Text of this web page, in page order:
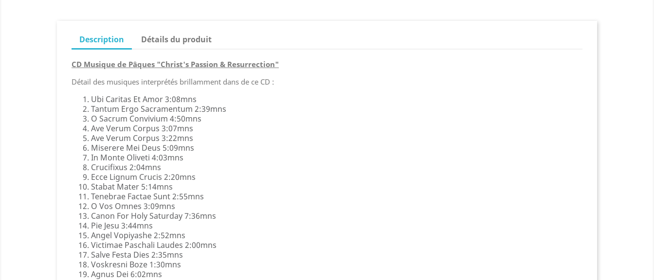
Description Détails du produit
CD Musique de Pâques "Christ's Passion & Resurrection"
Détail des musiques interprétés brillamment dans de ce CD :
Ubi Caritas Et Amor 3:08mns
Tantum Ergo Sacramentum 2:39mns
O Sacrum Convivium 4:50mns
Ave Verum Corpus 3:07mns
Ave Verum Corpus 3:22mns
Miserere Mei Deus 5:09mns
In Monte Oliveti 4:03mns
Crucifixus 2:04mns
Ecce Lignum Crucis 2:20mns
Stabat Mater 5:14mns
Tenebrae Factae Sunt 2:55mns
O Vos Omnes 3:09mns
Canon For Holy Saturday 7:36mns
Pie Jesu 3:44mns
Angel Vopiyashe 2:52mns
Victimae Paschali Laudes 2:00mns
Salve Festa Dies 2:35mns
Voskresni Boze 1:30mns
Agnus Dei 6:02mns